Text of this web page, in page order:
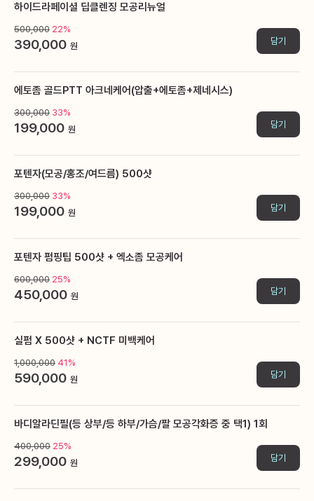
하이드라페이셜 딥클렌징 모공리뉴얼
500,000 22%
390,000 원 담기
에토좀 골드PTT 아크네케어(압출+에토좀+제네시스)
300,000 33%
199,000 원 담기
포텐자(모공/홍조/여드름) 500샷
300,000 33%
199,000 원 담기
포텐자 펌핑팁 500샷 + 엑소좀 모공케어
600,000 25%
450,000 원 담기
실펌 X 500샷 + NCTF 미백케어
1,000,000 41%
590,000 원 담기
바디알라딘필(등 상부/등 하부/가슴/팔 모공각화증 중 택1) 1회
400,000 25%
299,000 원 담기